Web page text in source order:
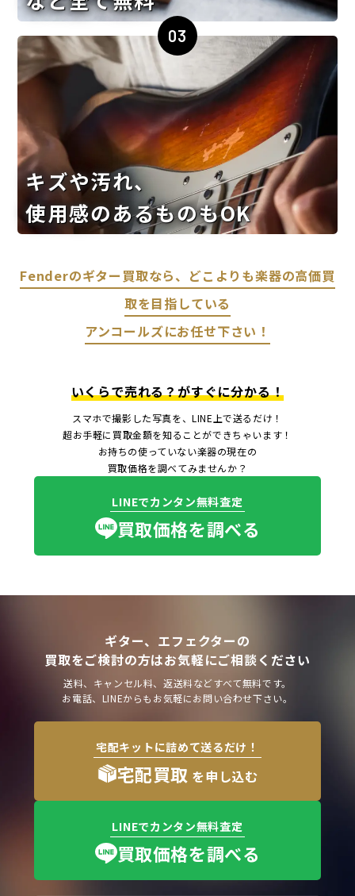
03
キズや汚れ、
使用感のあるものもOK
Fenderのギター買取なら、どこよりも楽器の高価買
取を目指している
アンコールズにお任せ下さい！
いくらで売れる？がすぐに分かる！
スマホで撮影した写真を、LINE上で送るだけ！
超お手軽に買取金額を知ることができちゃいます！
お持ちの使っていない楽器の現在の
買取価格を調べてみませんか？
LINEでカンタン無料査定
買取価格を調べる
ギター、エフェクターの
買取をご検討の方はお気軽にご相談ください
送料、キャンセル料、返送料などすべて無料です。
お電話、LINEからもお気軽にお問い合わせ下さい。
宅配キットに詰めて送るだけ！
宅配買取 を申し込む
LINEでカンタン無料査定
買取価格を調べる